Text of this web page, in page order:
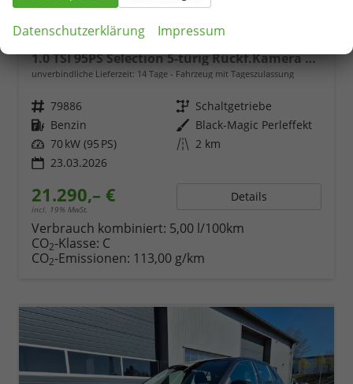
1.0 TSI 95PS Selection 5-türig Rückf.Kamera Parksensoren Sitzheizung Multifunktionslenkrad Klima Skoda-Radio Bluetooth Touchscreen Tempomat Nebelsch. Apple CarPlay + Android Auto
unverbindliche Lieferzeit: 14 Tage Fahrzeug mit Tageszulassung
Fahrzeugnr. 79886 Getriebe Schaltgetriebe
Kraftstoff Benzin Außenfarbe Black-Magic Perleffekt
Leistung 70 kW (95 PS) Kilometerstand 2 km
23.03.2026
21.290,– €
incl. 19% MwSt.
Details
Verbrauch kombiniert: 5,00 l/100km
CO2-Klasse: C
CO2-Emissionen: 113,00 g/km
Datenschutzerklärung Impressum